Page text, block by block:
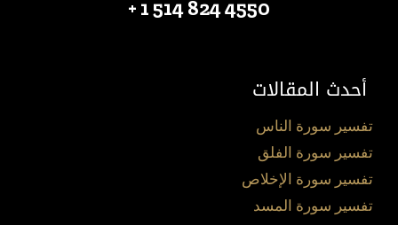
4550 824 514 1 +
أحدث المقالات
تفسير سورة الناس
تفسير سورة الفلق
تفسير سورة الإخلاص
تفسير سورة المسد